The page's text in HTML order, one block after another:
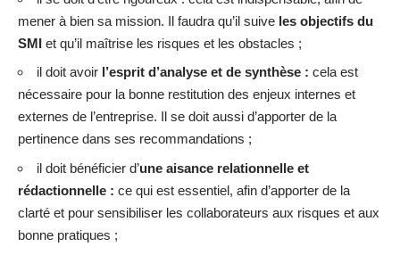
mener à bien sa mission. Il faudra qu’il suive les objectifs du
SMI et qu’il maîtrise les risques et les obstacles ;
il doit avoir l’esprit d’analyse et de synthèse : cela est
nécessaire pour la bonne restitution des enjeux internes et
externes de l’entreprise. Il se doit aussi d’apporter de la
pertinence dans ses recommandations ;
il doit bénéficier d’une aisance relationnelle et
rédactionnelle : ce qui est essentiel, afin d’apporter de la
clarté et pour sensibiliser les collaborateurs aux risques et aux
bonne pratiques ;